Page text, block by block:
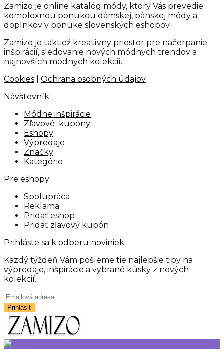
Zamizo je online katalóg módy, ktorý Vás prevedie
komplexnou ponukou dámskej, pánskej módy a
doplnkov v ponuke slovenských eshopov.
Zamizo je taktiež kreatívny priestor pre načerpanie
inšpirácií, sledovanie nových módnych trendov a
najnovších módnych kolekcií.
Cookies
Ochrana osobných údajov
Návštevník
Módne inšpirácie
Zľavové kupóny
Eshopy
Výpredaje
Značky
Kategórie
Pre eshopy
Spolupráca
Reklama
Pridať eshop
Pridať zľavový kupón
Prihláste sa k odberu noviniek
Kazdý týždeň Vám pošleme tie najlepšie tipy na
výpredaje, inšpirácie a vybrané kúsky z nových
kolekcií.